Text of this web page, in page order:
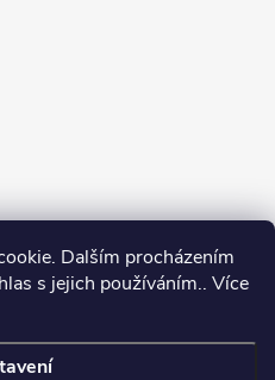
Dalším procházením
s jejich používáním.. Více